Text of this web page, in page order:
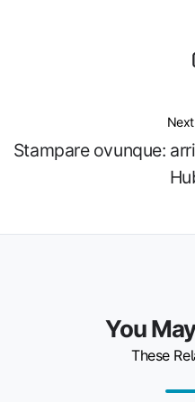
Stampare ovunque:
You
These